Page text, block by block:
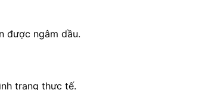
được ngâm dầu.
trạng thực tế.